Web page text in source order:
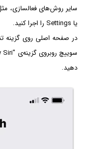
سایر روش‌های فعالسازی،
یا Settings را اجرا کنید.
سوییچ روبروی گزینه‌ی Siri"
دهید.